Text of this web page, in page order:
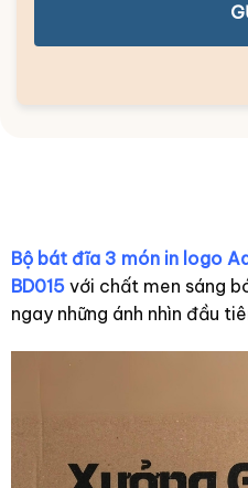
Bộ bát đĩa 3 món in logo
BD015với chất men sáng
ngay những ánh nhìn đầu